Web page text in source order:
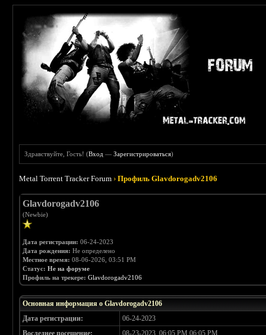
Здравствуйте, Гость! (Вход —Зарегистрироваться)
Metal Torrent Tracker Forum ›Профиль Glavdorogadv2106
Glavdorogadv2106
(Newbie)
Дата регистрации: 06-24-2023
Дата рождения: Не определено
Местное время: 08-06-2026, 03:51 PM
Статус: Не на форуме
Профиль на трекере: Glavdorogadv2106
Основная информация о Glavdorogadv2106
Дата регистрации:
06-24-2023
Воследнее посещение:
08-23-2023, 06:05 PM 06:05 PM